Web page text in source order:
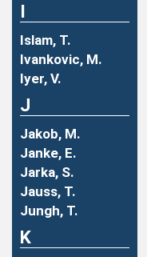
I
Islam, T.
Ivankovic, M.
Iyer, V.
J
Jakob, M.
Janke, E.
Jarka, S.
Jauss, T.
Jungh, T.
K